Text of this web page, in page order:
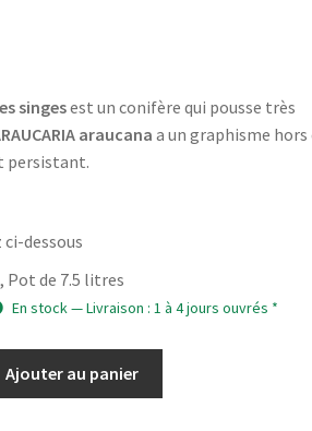
singesest un conifère qui pousse très
araucana a un graphisme hors
persistant.
ci-dessous
Pot de 7.5 litres
En stock — Livraison : 1 à 4 jours ouvrés *
Ajouter au panier